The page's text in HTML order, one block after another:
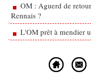
OM : Aguerd de
Rennais ?
L'OM prêt à mendier